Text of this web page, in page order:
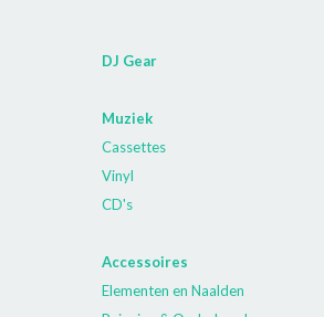
DJ Gear
Muziek
Cassettes
Vinyl
CD's
Accessoires
Elementen en Naalden